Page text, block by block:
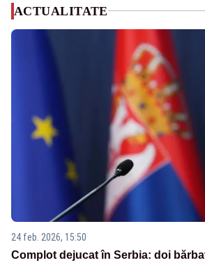
ACTUALITATE
24 feb. 2026, 15:50
Complot dejucat în Serbia: doi